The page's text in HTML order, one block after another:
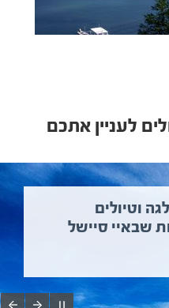
לעניין אתכם
וטיולים
שבאיי סיישל